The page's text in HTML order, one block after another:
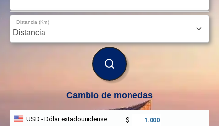
Distancia (Km)
BUSCAR
Cambio de monedas
USD - Dólar estadounidense
$